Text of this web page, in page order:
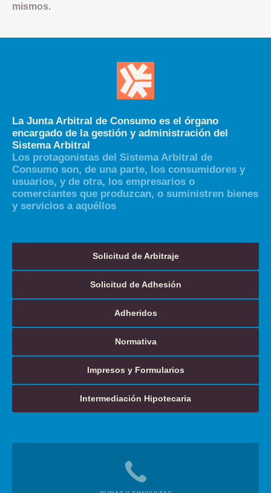
mismos.
La Junta Arbitral de Consumo es el órgano
encargado de la gestión y administración del
Sistema Arbitral
Los protagonistas del Sistema Arbitral de
Consumo son, de una parte, los consumidores y
usuarios, y de otra, los empresarios o
comerciantes que produzcan, o suministren bienes
y servicios a aquéllos
Solicitud de Arbitraje
Solicitud de Adhesión
Adheridos
Normativa
Impresos y Formularios
Intermediación Hipotecaria